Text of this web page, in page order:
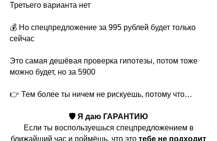
Третьего варианта нет
💰 Но спецпредложение за 995 рублей будет только
сейчас
Это самая дешёвая проверка гипотезы, потом тоже
можно будет, но за 5900
👉 Тем более ты ничем не рискуешь, потому что…
🛡 Я даю ГАРАНТИЮ
Если ты воспользуешься спецпредложением в
ближайший час и поймёшь, что это тебе не подходит